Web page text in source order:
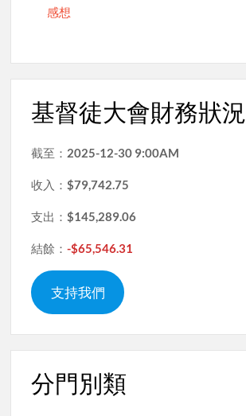
感想
基督徒大會財務狀況
截至： 2025-12-30 9:00AM
收入：$79,742.75
支出：$145,289.06
結餘：-$65,546.31
支持我們
分門別類